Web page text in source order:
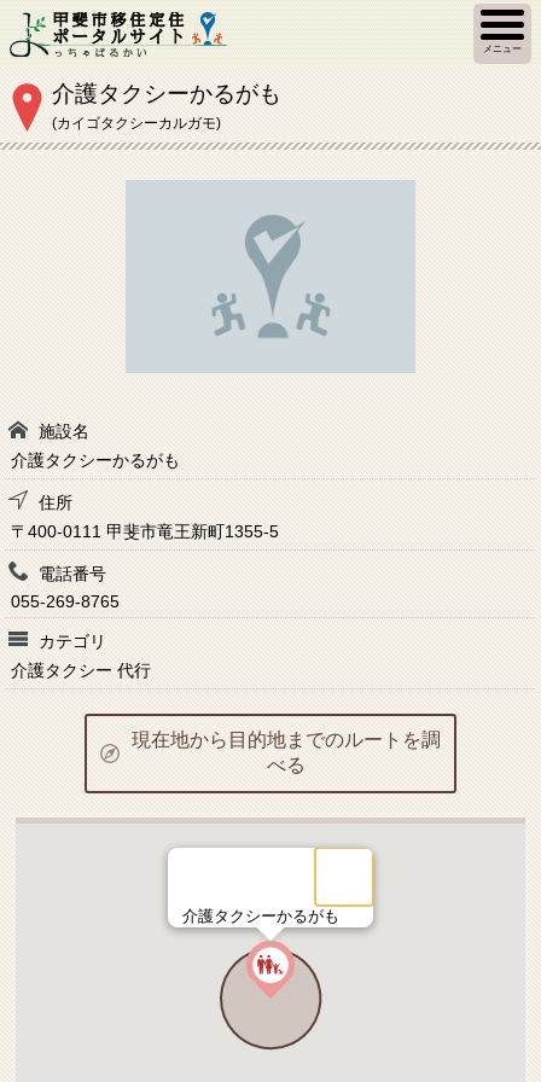
メニュー
介護タクシーかるがも
(カイゴタクシーカルガモ)
施設名
介護タクシーかるがも
住所
〒400-0111 甲斐市竜王新町1355-5
電話番号
055-269-8765
カテゴリ
介護タクシー 代行
現在地から目的地までのルートを調
べる
介護タクシーかるがも